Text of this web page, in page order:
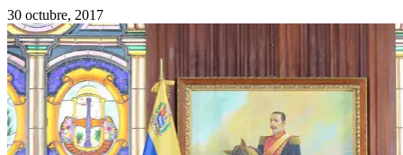
30 octubre, 2017